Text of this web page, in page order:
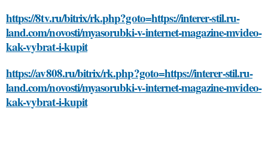
https://8tv.ru/bitrix/rk.php?goto=https://interer-stil.ru-
land.com/novosti/myasorubki-v-internet-magazine-mvideo-
kak-vybrat-i-kupit
https://av808.ru/bitrix/rk.php?goto=https://interer-stil.ru-
land.com/novosti/myasorubki-v-internet-magazine-mvideo-
kak-vybrat-i-kupit